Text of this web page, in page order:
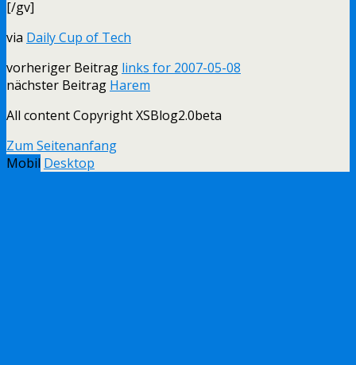
[/gv]
via Daily Cup of Tech
vorheriger Beitrag links for 2007-05-08
nächster Beitrag Harem
All content Copyright XSBlog2.0beta
Zum Seitenanfang
Mobil Desktop